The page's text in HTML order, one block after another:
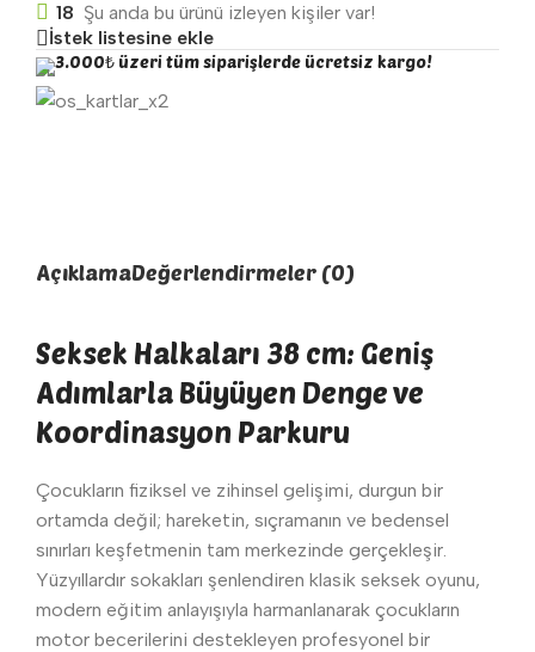
18 Şu anda bu ürünü izleyen kişiler var!
İstek listesine ekle
3.000₺ üzeri tüm siparişlerde ücretsiz kargo!
AçıklamaDeğerlendirmeler (0)
Seksek Halkaları 38 cm: Geniş
Adımlarla Büyüyen Denge ve
Koordinasyon Parkuru
Çocukların fiziksel ve zihinsel gelişimi, durgun bir
ortamda değil; hareketin, sıçramanın ve bedensel
sınırları keşfetmenin tam merkezinde gerçekleşir.
Yüzyıllardır sokakları şenlendiren klasik seksek oyunu,
modern eğitim anlayışıyla harmanlanarak çocukların
motor becerilerini destekleyen profesyonel bir